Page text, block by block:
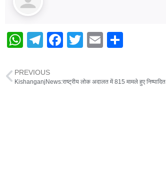
W
at
s
T
e
g
F
e
T
er
E
l e
PREVIOUS
KishanganjNews:राष्ट्रीय लोक अदालत में 815 मामले हुए निष्पादित